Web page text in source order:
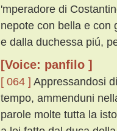
'mperadore di
nepote con bella e con
e dalla duchessa piú,
[Voice: panfilo ]
[ 064 ] Appressandosi
tempo, ammenduni
parole molte tutta la